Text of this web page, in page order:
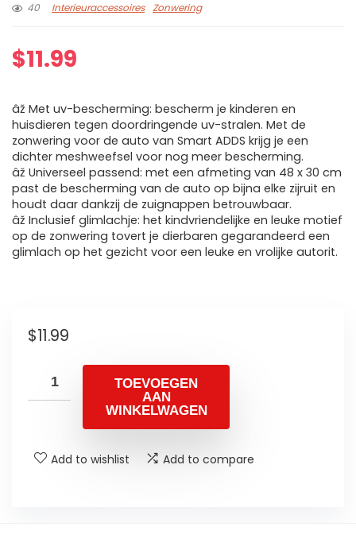
40
Interieuraccessoires Zonwering
$11.99
âž Met uv-bescherming: bescherm je kinderen en
huisdieren tegen doordringende uv-stralen. Met de
zonwering voor de auto van Smart ADDS krijg je een
dichter meshweefsel voor nog meer bescherming.
âž Universeel passend: met een afmeting van 48 x 30 cm
past de bescherming van de auto op bijna elke zijruit en
houdt daar dankzij de zuignappen betrouwbaar.
âž Inclusief glimlachje: het kindvriendelijke en leuke motief
op de zonwering tovert je dierbaren gegarandeerd een
glimlach op het gezicht voor een leuke en vrolijke autorit.
$11.99
TOEVOEGEN
AAN
WINKELWAGEN
Add to wishlist Add to compare